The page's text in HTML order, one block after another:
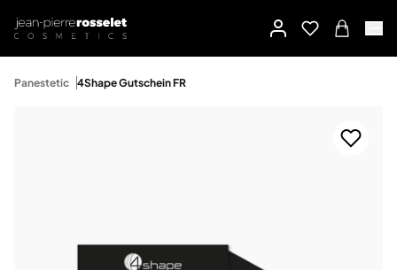
Panestetic 4Shape Gutschein FR